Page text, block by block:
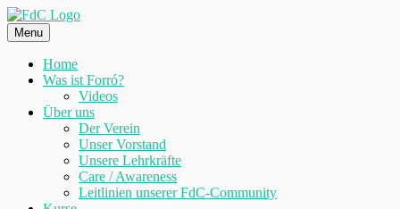
Skip
to
content
Menu
Home
Was ist Forró?
Videos
Über uns
Der Verein
Unser Vorstand
Unsere Lehrkräfte
Care / Awareness
Leitlinien unserer FdC-Community